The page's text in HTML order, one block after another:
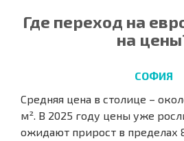
Где переход на
на
СОФИЯ
Средняя цена в столице –
м². В 2025 году цены уже
ожидают прирост в пределах